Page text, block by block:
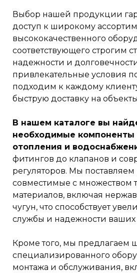
Выбор нашей продукции
доступ к широкому
высококачественного
соответствующего строгим
надежности и
привлекательные условия
подходим к каждому
быструю доставку на
В нашем каталоге вы
необходимые компоненты
отопления и
фитингов до клапанов и
регуляторов. Мы
совместимые с множеством
материалов, включая
чугун, что способствует
службы и надежности ваших
Кроме того, мы предлагаем
специализированного
монтажа и обслуживания,